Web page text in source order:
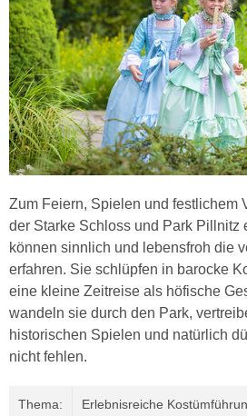
Zum Feiern, Spielen und festlichem
der Starke Schloss und Park Pillnitz
können sinnlich und lebensfroh die
erfahren. Sie schlüpfen in barocke
eine kleine Zeitreise als höfische
wandeln sie durch den Park,
historischen Spielen und natürlich
nicht fehlen.
Thema: Erlebnisreiche